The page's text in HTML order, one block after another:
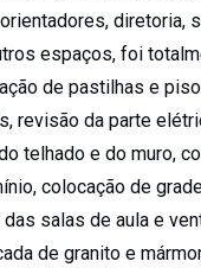
diretoria,
espaços, foi
de pastilhas e
revisão da parte
telhado e do muro,
colocação de
salas de aula e
de granito e